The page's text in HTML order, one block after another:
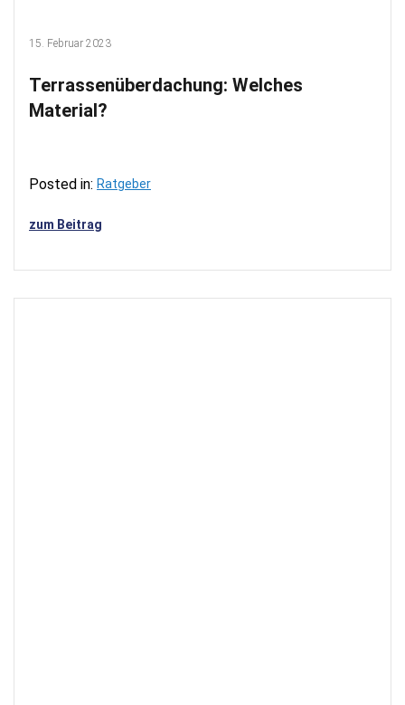
15. Februar 2023
Terrassenüberdachung: Welches
Material?
Posted in: Ratgeber
zum Beitrag